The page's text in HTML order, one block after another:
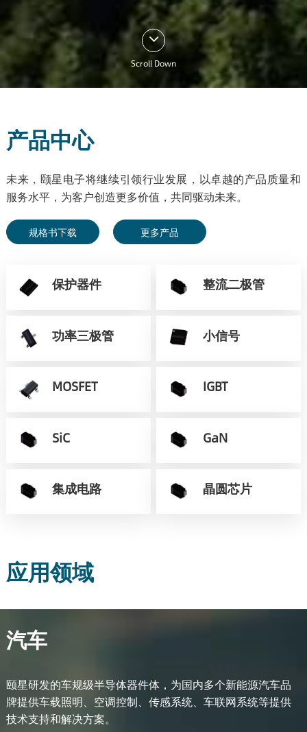
Scroll Down
产品中心
未来，颐星电子将继续引领行业发展，以卓越的产品质量和
服务水平，为客户创造更多价值，共同驱动未来。
规格书下载 更多产品
保护器件 整流二极管
功率三极管 小信号
MOSFET IGBT
SiC GaN
集成电路 晶圆芯片
应用领域
汽车
颐星研发的车规级半导体器件体，为国内多个新能源汽车品
牌提供车载照明、空调控制、传感系统、车联网系统等提供
技术支持和解决方案。